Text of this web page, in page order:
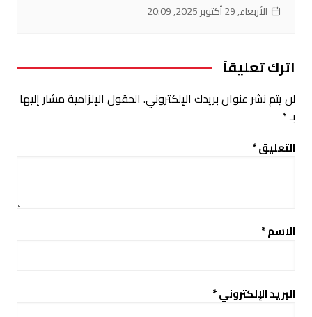
الأربعاء, 29 أكتوبر 2025, 20:09
اترك تعليقاً
لن يتم نشر عنوان بريدك الإلكتروني. الحقول الإلزامية مشار إليها
بـ*
التعليق*
الاسم*
البريد الإلكتروني*